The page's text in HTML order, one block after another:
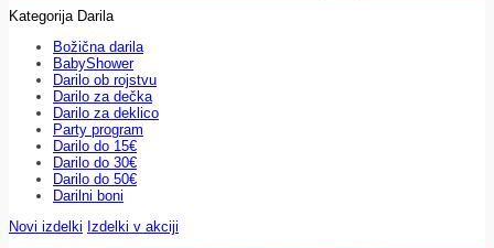
Kategorija Darila
Božična darila
BabyShower
Darilo ob rojstvu
Darilo za dečka
Darilo za deklico
Party program
Darilo do 15€
Darilo do 30€
Darilo do 50€
Darilni boni
Novi izdelki Izdelki v akciji